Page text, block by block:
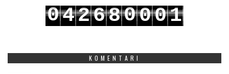
042680001
KOMENTARI